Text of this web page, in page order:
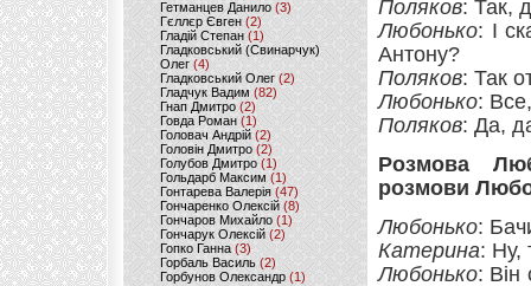
Гетманцев Данило (3)
Гєллєр Євген (2)
Гладій Степан(1)
Гладковський (Свинарчук)
Олег (4)
Гладковський Олег (2)
Гладчук Вадим (82)
Гнап Дмитро (2)
Говда Роман(1)
Головач Андрій (2)
Головін Дмитро (2)
Голубов Дмитро (1)
Гольдарб Максим(1)
Гонтарева Валерія (47)
Гончаренко Олексій(8)
Гончаров Михайло (1)
Гончарук Олексій (2)
Гопко Ганна (3)
Горбаль Василь (2)
Горбунов Олександр (1)
Поляков: Так,
Любонько: І
Антону?
Поляков: Так
Любонько:
Поляков: Да,
Розмова
розмови
Любонько:
Катерина: Ну,
Любонько: Він